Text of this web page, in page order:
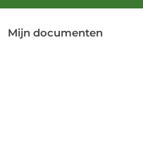
Mijn documenten